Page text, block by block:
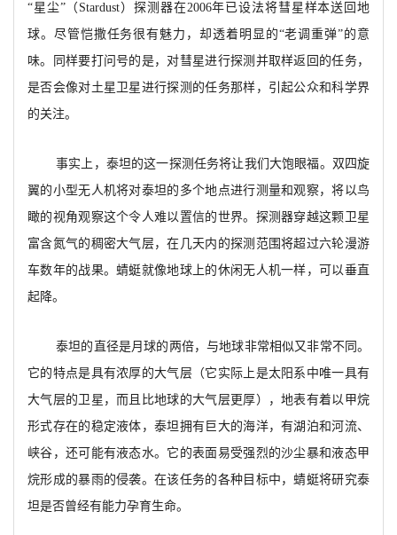
“星尘”（Stardust）探测器在2006年已设法将彗星样本送回地
球。尽管恺撒任务很有魅力，却透着明显的“老调重弹”的意
味。同样要打问号的是，对彗星进行探测并取样返回的任务，
是否会像对土星卫星进行探测的任务那样，引起公众和科学界
的关注。
事实上，泰坦的这一探测任务将让我们大饱眼福。双四旋
翼的小型无人机将对泰坦的多个地点进行测量和观察，将以鸟
瞰的视角观察这个令人难以置信的世界。探测器穿越这颗卫星
富含氮气的稠密大气层，在几天内的探测范围将超过六轮漫游
车数年的战果。蜻蜓就像地球上的休闲无人机一样，可以垂直
起降。
泰坦的直径是月球的两倍，与地球非常相似又非常不同。
它的特点是具有浓厚的大气层（它实际上是太阳系中唯一具有
大气层的卫星，而且比地球的大气层更厚），地表有着以甲烷
形式存在的稳定液体，泰坦拥有巨大的海洋，有湖泊和河流、
峡谷，还可能有液态水。它的表面易受强烈的沙尘暴和液态甲
烷形成的暴雨的侵袭。在该任务的各种目标中，蜻蜓将研究泰
坦是否曾经有能力孕育生命。